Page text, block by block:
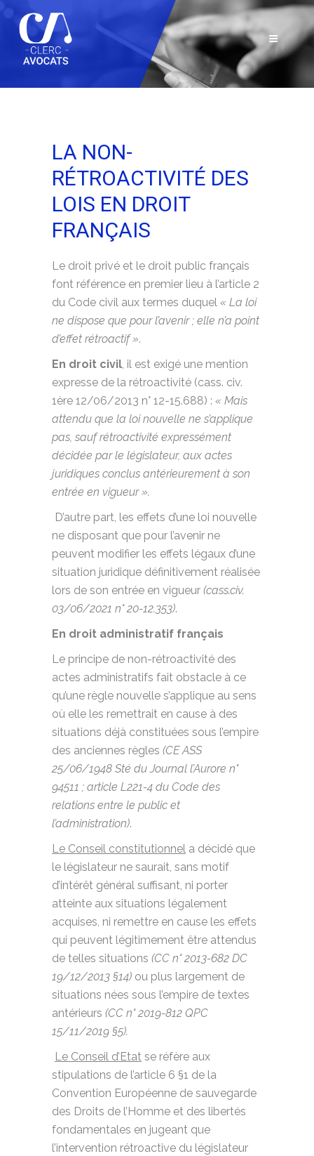
LA NON-
RÉTROACTIVITÉ DES
LOIS EN DROIT
FRANÇAIS
Le droit privé et le droit public français
font référence en premier lieu à l’article 2
du Code civil aux termes duquel « La loi
ne dispose que pour l’avenir ; elle n’a point
d’effet rétroactif ».
En droit civil, il est exigé une mention
expresse de la rétroactivité (cass. civ.
1ère 12/06/2013 n° 12-15.688) : « Mais
attendu que la loi nouvelle ne s’applique
pas, sauf rétroactivité expressément
décidée par le législateur, aux actes
juridiques conclus antérieurement à son
entrée en vigueur ».
D’autre part, les effets d’une loi nouvelle
ne disposant que pour l’avenir ne
peuvent modifier les effets légaux d’une
situation juridique définitivement réalisée
lors de son entrée en vigueur (cass.civ.
03/06/2021 n° 20-12.353).
En droit administratif français
Le principe de non-rétroactivité des
actes administratifs fait obstacle à ce
qu’une règle nouvelle s’applique au sens
où elle les remettrait en cause à des
situations déjà constituées sous l’empire
des anciennes règles (CE ASS
25/06/1948 Sté du Journal l’Aurore n°
94511 ; article L221-4 du Code des
relations entre le public et
l’administration).
Le Conseil constitutionnel a décidé que
le législateur ne saurait, sans motif
d’intérêt général suffisant, ni porter
atteinte aux situations légalement
acquises, ni remettre en cause les effets
qui peuvent légitimement être attendus
de telles situations (CC n° 2013-682 DC
19/12/2013 §14) ou plus largement de
situations nées sous l’empire de textes
antérieurs (CC n° 2019-812 QPC
15/11/2019 §5).
Le Conseil d’Etat se réfère aux
stipulations de l’article 6 §1 de la
Convention Européenne de sauvegarde
des Droits de l’Homme et des libertés
fondamentales en jugeant que
l’intervention rétroactive du législateur